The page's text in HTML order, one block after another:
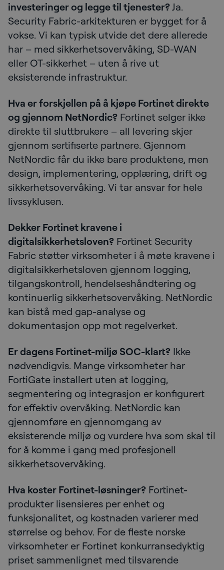
investeringer og legge til tjenester?Ja.
Security Fabric-arkitekturen er bygget for å
vokse. Vi kan typisk utvide det dere allerede
har – med sikkerhetsovervåking, SD-WAN
eller OT-sikkerhet – uten å rive ut
eksisterende infrastruktur.
Hva er forskjellen på å kjøpe Fortinet direkte
og gjennom NetNordic? Fortinet selger ikke
direkte til sluttbrukere – all levering skjer
gjennom sertifiserte partnere. Gjennom
NetNordic får du ikke bare produktene, men
design, implementering, opplæring, drift og
sikkerhetsovervåking. Vi tar ansvar for hele
livssyklusen.
Dekker Fortinet kravene i
digitalsikkerhetsloven? Fortinet Security
Fabric støtter virksomheter i å møte kravene i
digitalsikkerhetsloven gjennom logging,
tilgangskontroll, hendelseshåndtering og
kontinuerlig sikkerhetsovervåking. NetNordic
kan bistå med gap-analyse og
dokumentasjon opp mot regelverket.
Er dagens Fortinet-miljø SOC-klart? Ikke
nødvendigvis. Mange virksomheter har
FortiGate installert uten at logging,
segmentering og integrasjon er konfigurert
for effektiv overvåking. NetNordic kan
gjennomføre en gjennomgang av
eksisterende miljø og vurdere hva som skal til
for å komme i gang med profesjonell
sikkerhetsovervåking.
Hva koster Fortinet-løsninger? Fortinet-
produkter lisensieres per enhet og
funksjonalitet, og kostnaden varierer med
størrelse og behov. For de fleste norske
virksomheter er Fortinet konkurransedyktig
priset sammenlignet med tilsvarende